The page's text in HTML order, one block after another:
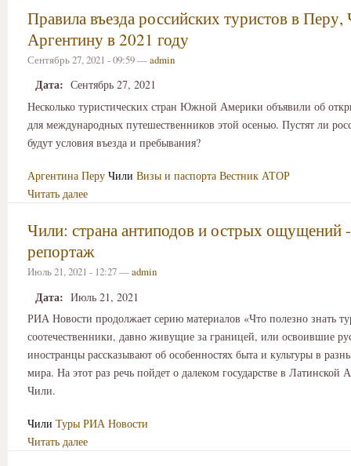
Правила въезда российских туристов в
Аргентину в 2021 году
Сентябрь 27, 2021 - 09:59 —admin
Дата: Сентябрь 27, 2021
Несколько туристических стран Южной Америки объявили об
для международных путешественников этой осенью. Пустят ли
будут условия въезда и пребывания?
Аргентина Перу Чили Визы и паспорта Вестник АТОР
Читать далее
Чили: страна антиподов и острых ощущений
репортаж
Июль 21, 2021 - 12:27 —admin
Дата: Июль 21, 2021
РИА Новости продолжает серию материалов «Что полезно знать
соотечественники, давно живущие за границей, или освоившие
иностранцы рассказывают об особенностях быта и культуры в
мира. На этот раз речь пойдет о далеком государстве в
Чили.
Чили Туры РИА Новости
Читать далее